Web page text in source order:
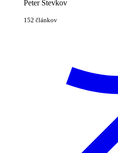
Peter Števkov
152 článkov